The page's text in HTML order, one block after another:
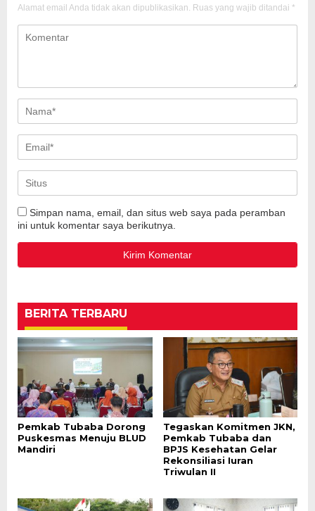
Alamat email Anda tidak akan dipublikasikan. Ruas yang wajib ditandai *
Simpan nama, email, dan situs web saya pada peramban
ini untuk komentar saya berikutnya.
BERITA TERBARU
Pemkab Tubaba Dorong
Puskesmas Menuju BLUD
Mandiri
Tegaskan Komitmen JKN,
Pemkab Tubaba dan
BPJS Kesehatan Gelar
Rekonsiliasi Iuran
Triwulan II